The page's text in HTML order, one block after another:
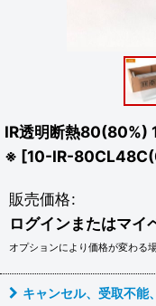
IR透明断熱80(80%)
※ [10-IR-
販売価格:
ログインまたはマイ
オプションにより価格が変わる
キャンセル、受取不能